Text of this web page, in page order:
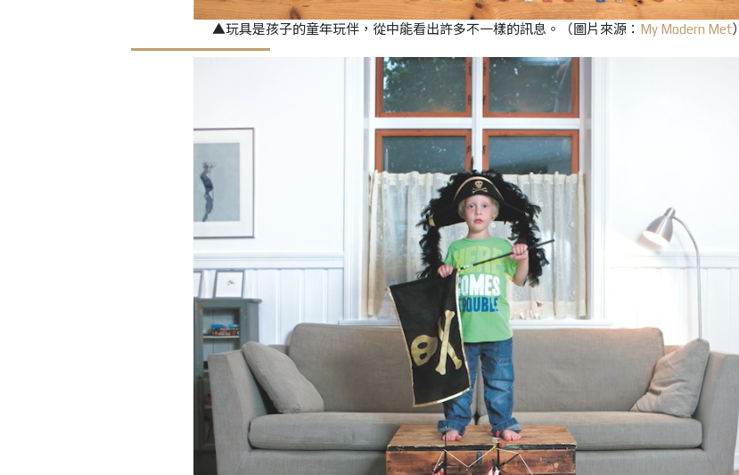
▲玩具是孩子的童年玩伴，從中能看出許多不一樣的訊息。 （圖片來源： My Modern Met）